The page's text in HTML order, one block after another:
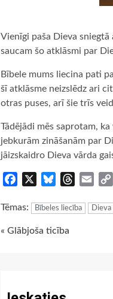
Vienīgi paša Dieva
saucam šo atklāsmi par
Bībele mums liecina pati
šī atklāsme neizslēdz ari
otras puses, arī šie trīs
Tādējādi mēs saprotam,
jebkurām zināšanām par
jāizskaidro Dieva vārda
Facebook BlueskyThreads
Email
Tēmas: Bībeles liecība
Continue
« Glābjoša ticība